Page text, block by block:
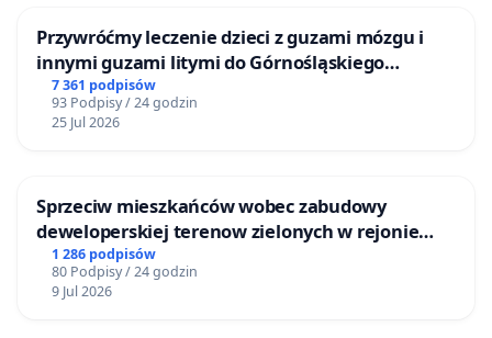
Przywróćmy leczenie dzieci z guzami mózgu i
innymi guzami litymi do Górnośląskiego
Centrum Zdrowia Dziecka w Katowicach
7 361 podpisów
93 Podpisy / 24 godzin
25 Jul 2026
Sprzeciw mieszkańców wobec zabudowy
deweloperskiej terenow zielonych w rejonie
Bulwarów Straceńskich w Bielsku-Białej
1 286 podpisów
80 Podpisy / 24 godzin
9 Jul 2026